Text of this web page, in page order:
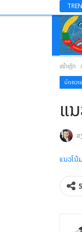
ໜ້າຫຼັກ
ບົດຄວາ
ແ
ແນວໂນ້